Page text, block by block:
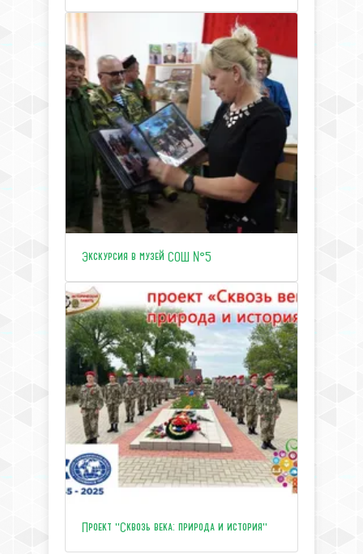
Экскурсия в музей СОШ №5
Проект "Сквозь века: природа и история"